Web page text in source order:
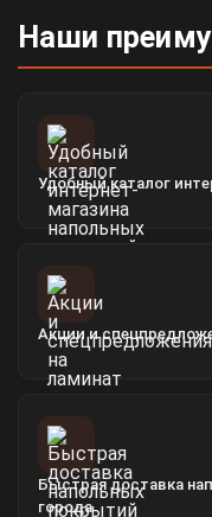
Наши
Удобный каталог
Акции и
Быстрая доставка
города